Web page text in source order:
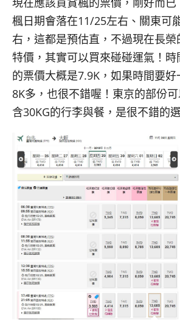
楓日期會落在11/25左右、關東可
右，這都是預估直，不過現在長
特價，其實可以買來碰碰運氣！
的票價大概是7.9K，如果時間要
8K多，也很不錯喔！東京的部份可
含30KG的行李與餐，是很不錯的